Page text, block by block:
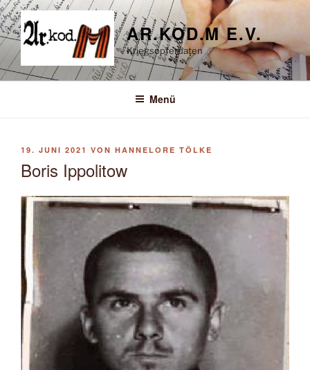
Zum
Inhalt
springen
AR.KOD.M E.V.
Kriegsopferdaten
Menü
VERÖFFENTLICHT
19. JUNI 2021 VON HANNELORE TÖLKE
Boris Ippolitow